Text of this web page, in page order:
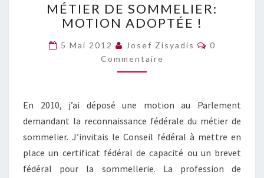
DE
SOMMELIER:
ADOPTÉE
!
MÉTIER DE SOMMELIER:
MOTION ADOPTÉE !
5 Mai 2012 Josef Zisyadis
0
Commentaire
En 2010, j’ai déposé une motion au Parlement
demandant la reconnaissance fédérale du métier de
sommelier. J’invitais le Conseil fédéral à mettre en
place un certificat fédéral de capacité ou un brevet
fédéral pour la sommellerie. La profession de